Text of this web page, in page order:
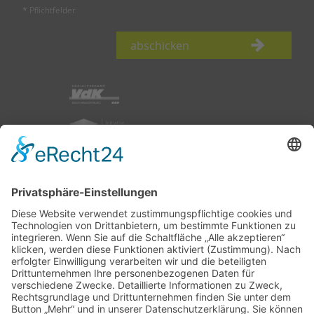
* Pflichtfelder
abschicken